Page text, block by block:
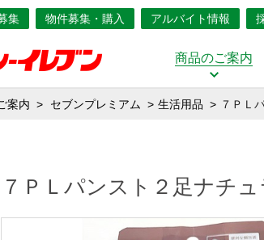
集 物件募集・購入 アルバイト情報
商品のご案内
案内 セブンプレミアム 生活用品 ７ＰＬ
７ＰＬパンスト２足ナチ